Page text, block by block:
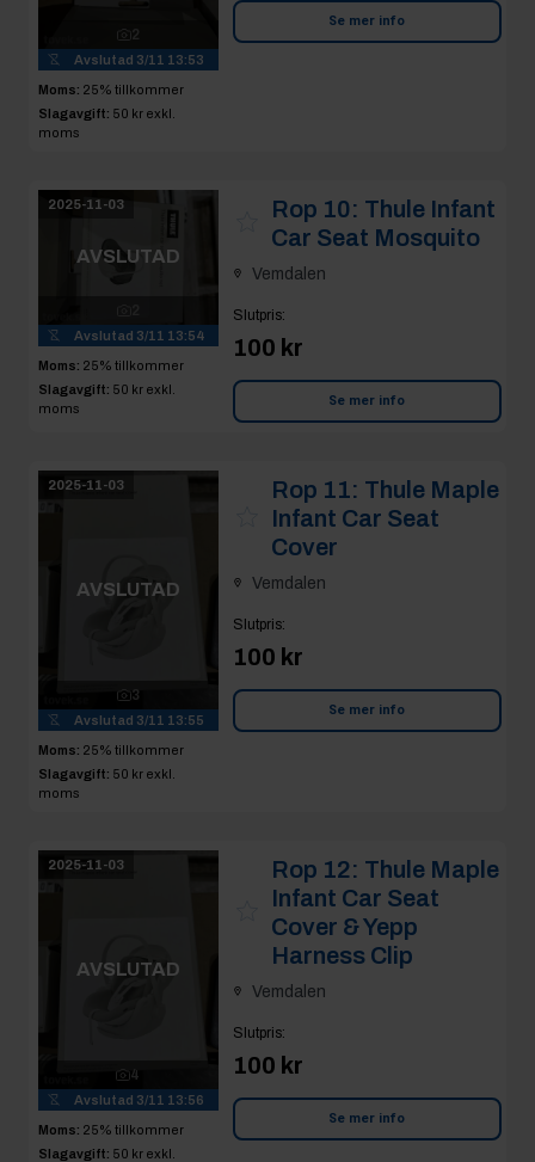
2
Avslutad 3/11 13:53
Moms: 25% tillkommer
Slagavgift: 50 kr exkl.
moms
Se mer info
2025-11-03
AVSLUTAD
Avslutad 3/11 13:54
Moms: 25% tillkommer
Slagavgift: 50 kr exkl.
moms
Rop 10: Thule Infant
Car Seat Mosquito
Vemdalen
Slutpris:
100 kr
Se mer info
2025-11-03
AVSLUTAD
3
Avslutad 3/11 13:55
Moms: 25% tillkommer
Slagavgift: 50 kr exkl.
moms
Rop 11: Thule Maple
Infant Car Seat
Cover
Vemdalen
Slutpris:
100 kr
Se mer info
2025-11-03
AVSLUTAD
4
Avslutad 3/11 13:56
Moms: 25% tillkommer
Slagavgift: 50 kr exkl.
Rop 12: Thule Maple
Infant Car Seat
Cover & Yepp
Harness Clip
Vemdalen
Slutpris:
100 kr
Se mer info